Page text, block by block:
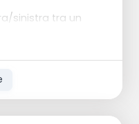
sinistra tra un
dal terreno